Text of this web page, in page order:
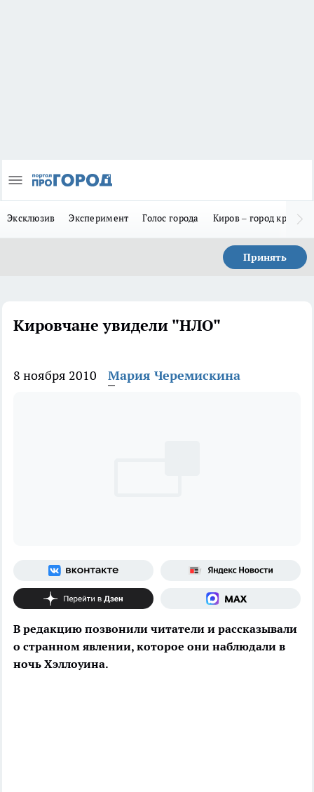
Эксклюзив Эксперимент Голос города Киров – город
Принять
Кировчане увидели "НЛО"
8 ноября 2010 Мария Черемискина
В редакцию позвонили читатели и рассказывали
о странном явлении, которое они наблюдали в
ночь Хэллоуина.